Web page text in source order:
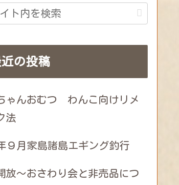
の投稿
ゃんおむつ わんこ向けリメ
法
９月家島諸島エギング釣行
放～おさわり会と非売品につ